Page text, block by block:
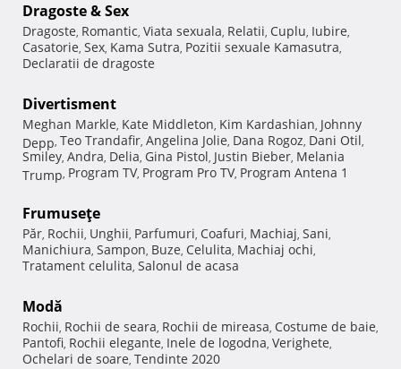
Dragoste & Sex
Dragoste, Romantic, Viata sexuala, Relatii, Cuplu, Iubire,
Casatorie, Sex, Kama Sutra, Pozitii sexuale Kamasutra,
Declaratii de dragoste
Divertisment
Meghan Markle, Kate Middleton, Kim Kardashian, Johnny
Depp, Teo Trandafir, Angelina Jolie, Dana Rogoz, Dani Otil,
Smiley, Andra, Delia, Gina Pistol, Justin Bieber, Melania
Trump, Program TV, Program Pro TV, Program Antena 1
Frumuseţe
Păr, Rochii, Unghii, Parfumuri, Coafuri, Machiaj, Sani,
Manichiura, Sampon, Buze, Celulita, Machiaj ochi,
Tratament celulita, Salonul de acasa
Modă
Rochii, Rochii de seara, Rochii de mireasa, Costume de baie,
Pantofi, Rochii elegante, Inele de logodna, Verighete,
Ochelari de soare, Tendinte 2020